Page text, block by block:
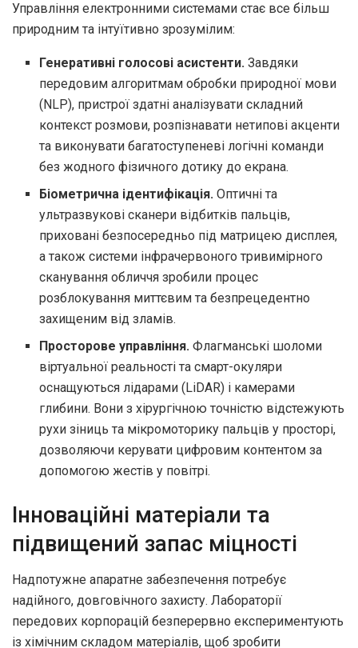
Управління електронними системами стає все більш
природним та інтуїтивно зрозумілим:
Генеративні голосові асистенти. Завдяки
передовим алгоритмам обробки природної мови
(NLP), пристрої здатні аналізувати складний
контекст розмови, розпізнавати нетипові акценти
та виконувати багатоступеневі логічні команди
без жодного фізичного дотику до екрана.
Біометрична ідентифікація. Оптичні та
ультразвукові сканери відбитків пальців,
приховані безпосередньо під матрицею дисплея,
а також системи інфрачервоного тривимірного
сканування обличчя зробили процес
розблокування миттєвим та безпрецедентно
захищеним від зламів.
Просторове управління. Флагманські шоломи
віртуальної реальності та смарт-окуляри
оснащуються лідарами (LiDAR) і камерами
глибини. Вони з хірургічною точністю відстежують
рухи зіниць та мікромоторику пальців у просторі,
дозволяючи керувати цифровим контентом за
допомогою жестів у повітрі.
Інноваційні матеріали та
підвищений запас міцності
Надпотужне апаратне забезпечення потребує
надійного, довговічного захисту. Лабораторії
передових корпорацій безперервно експериментують
із хімічним складом матеріалів, щоб зробити